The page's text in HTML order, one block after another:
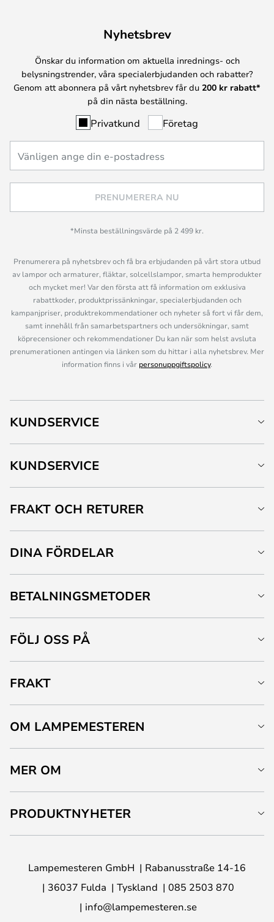
Nyhetsbrev
Önskar du information om aktuella inrednings- och
belysningstrender, våra specialerbjudanden och rabatter?
Genom att abonnera på vårt nyhetsbrev får du 200 kr rabatt*
på din nästa beställning.
Privatkund Företag
PRENUMERERA NU
*Minsta beställningsvärde på 2 499 kr.
Prenumerera på nyhetsbrev och få bra erbjudanden på vårt stora utbud
av lampor och armaturer, fläktar, solcellslampor, smarta hemprodukter
och mycket mer! Var den första att få information om exklusiva
rabattkoder, produktprissänkningar, specialerbjudanden och
kampanjpriser, produktrekommendationer och nyheter så fort vi får dem,
samt innehåll från samarbetspartners och undersökningar, samt
köprecensioner och rekommendationer Du kan när som helst avsluta
prenumerationen antingen via länken som du hittar i alla nyhetsbrev. Mer
information finns i vår personuppgiftspolicy.
KUNDSERVICE
KUNDSERVICE
FRAKT OCH RETURER
DINA FÖRDELAR
BETALNINGSMETODER
FÖLJ OSS PÅ
FRAKT
OM LAMPEMESTEREN
MER OM
PRODUKTNYHETER
Lampemesteren GmbH
Rabanusstraße 14-16
36037 Fulda
Tyskland
085 2503 870
info@lampemesteren.se